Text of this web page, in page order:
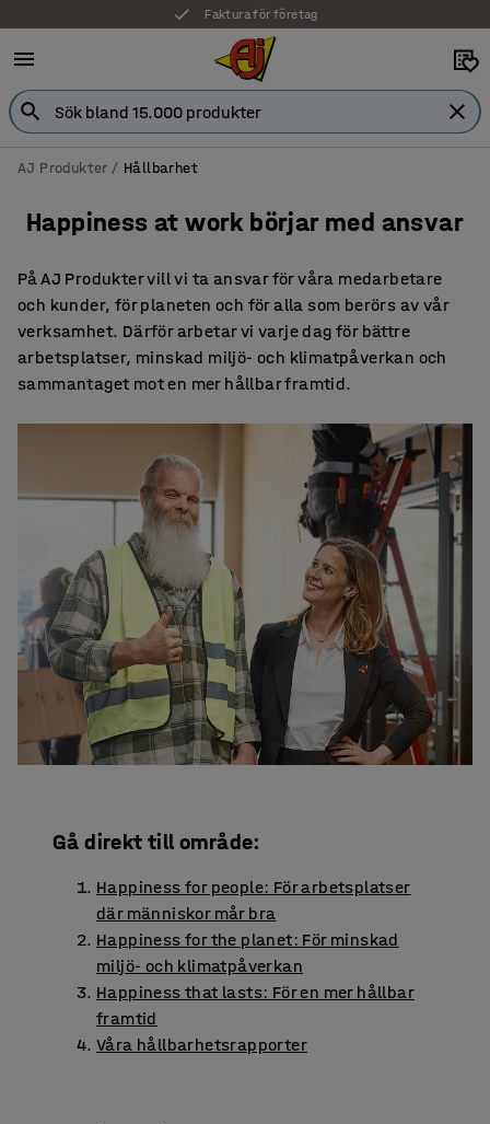
Faktura för företag
AJ Produkter Hållbarhet
Happiness at work börjar med ansvar
På AJ Produkter vill vi ta ansvar för våra medarbetare
och kunder, för planeten och för alla som berörs av vår
verksamhet. Därför arbetar vi varje dag för bättre
arbetsplatser, minskad miljö- och klimatpåverkan och
sammantaget mot en mer hållbar framtid.
Gå direkt till område:
Happiness for people: För arbetsplatser
där människor mår bra
Happiness for the planet: För minskad
miljö- och klimatpåverkan
Happiness that lasts: För en mer hållbar
framtid
Våra hållbarhetsrapporter